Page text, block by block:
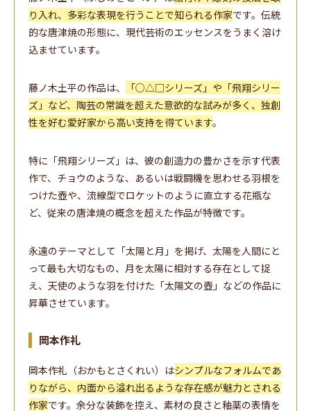
り入れ、多彩な表現を行うことで知られる作家です。伝統
的な唐津焼の形態に、現代芸術のエッセンスをうまく溶け
込ませています。
藤ノ木土平の作品は、
「○△□シリーズ」や「飛翔シリー
ズ」など、陶芸の常識を超えた意欲的な試みが多く、独創
性を好む愛好家から高い支持を得ています。
特に「飛翔シリーズ」は、彼の創造力の豊かさを示す代表
作で、チョウのような、あるいは戦闘機を思わせる羽根を
つけた壺や、流線型でロケットのように直立する花瓶な
ど、従来の唐津焼の概念を超えた作品が特徴です。
永遠のテーマとして「太陽と月」を掲げ、太陽を人間にと
って最も大切なもの、月を太陽に相対する存在として捉
え、天使のような羽を付けた「太陽文の壺」などの作品に
昇華させています。
岡本作礼
岡本作礼（おかもとさくれい）はシンプルなフォルムであ
りながら、内面から溢れ出るような存在感が魅力とされる
作家です。余分な装飾を控え、素材の良さと釉薬の表情を